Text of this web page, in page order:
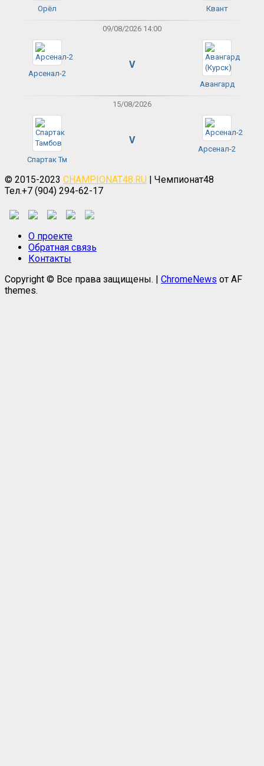
Орёл Квант
09/08/2026 14:00
Арсенал-2
V
Авангард
15/08/2026
Спартак Тм
V
Арсенал-2
© 2015-2023 CHAMPIONAT48.RU | Чемпионат48
Тел.+7 (904) 294-62-17
О проекте
Обратная связь
Контакты
Copyright © Все права защищены. | ChromeNews от AF
themes.